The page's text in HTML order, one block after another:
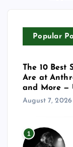
Popular
The 10 Best
Are at
and More —
August 7, 2026
1